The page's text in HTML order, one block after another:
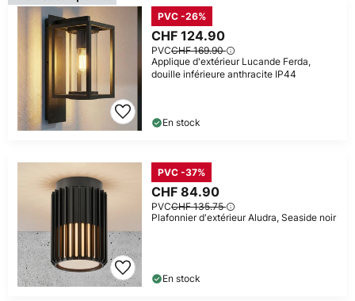
CHF 124.90
PVCCHF 169.90
PVC -26%
Applique d'extérieur Lucande Ferda,
douille inférieure anthracite IP44
En stock
CHF 84.90
PVCCHF 135.75
PVC -37%
Plafonnier d'extérieur Aludra, Seaside noir
En stock